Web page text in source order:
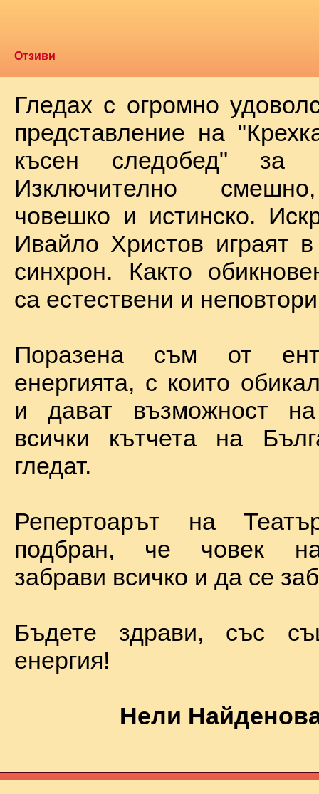
Отзиви
Гледах с огромно
представление на
късен следобед" за
Изключително
човешко и истинско.
Ивайло Христов играят
синхрон. Както
са естествени и
Поразена съм от
енергията, с които
и дават възможност
всички кътчета на
гледат.
Репертоарът на
подбран, че човек
забрави всичко и да се
Бъдете здрави, със
енергия!
Нели